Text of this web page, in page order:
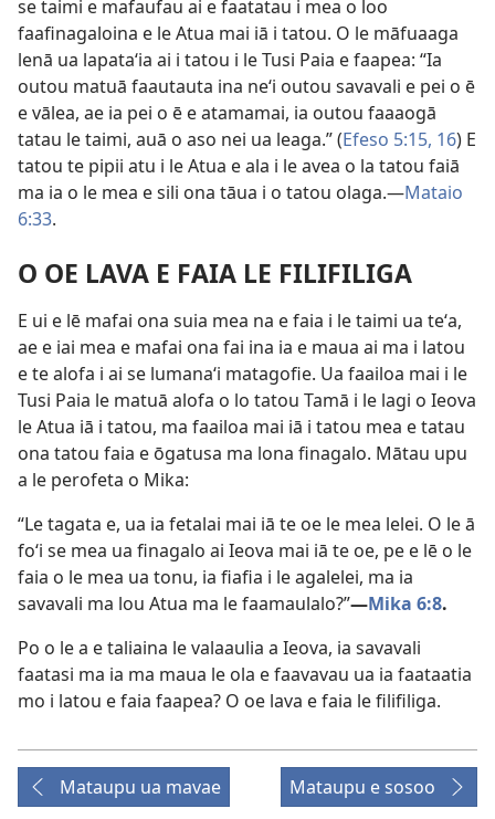
se taimi e mafaufau ai e faatatau i mea o loo
faafinagaloina e le Atua mai iā i tatou. O le māfuaaga
lenā ua lapataʻia ai i tatou i le Tusi Paia e faapea: “Ia
outou matuā faautauta ina neʻi outou savavali e pei o ē
e vālea, ae ia pei o ē e atamamai, ia outou faaaogā
tatau le taimi, auā o aso nei ua leaga.” (Efeso 5:15, 16) E
tatou te pipii atu i le Atua e ala i le avea o la tatou faiā
ma ia o le mea e sili ona tāua i o tatou olaga.​—Mataio
6:33.
O OE LAVA E FAIA LE FILIFILIGA
E ui e lē mafai ona suia mea na e faia i le taimi ua teʻa,
ae e iai mea e mafai ona fai ina ia e maua ai ma i latou
e te alofa i ai se lumanaʻi matagofie. Ua faailoa mai i le
Tusi Paia le matuā alofa o lo tatou Tamā i le lagi o Ieova
le Atua iā i tatou, ma faailoa mai iā i tatou mea e tatau
ona tatou faia e ōgatusa ma lona finagalo. Mātau upu
a le perofeta o Mika:
“Le tagata e, ua ia fetalai mai iā te oe le mea lelei. O le ā
foʻi se mea ua finagalo ai Ieova mai iā te oe, pe e lē o le
faia o le mea ua tonu, ia fiafia i le agalelei, ma ia
savavali ma lou Atua ma le faamaulalo?”​—Mika 6:8.
Po o le a e taliaina le valaaulia a Ieova, ia savavali
faatasi ma ia ma maua le ola e faavavau ua ia faataatia
mo i latou e faia faapea? O oe lava e faia le filifiliga.
Mataupu ua mavae Mataupu e sosoo